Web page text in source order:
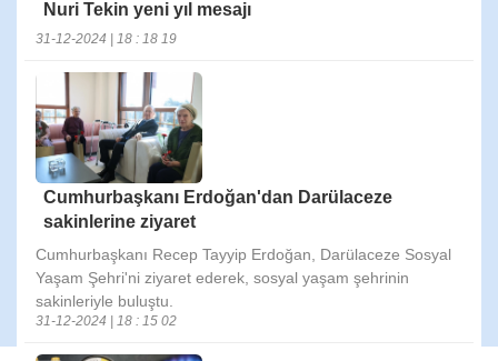
Nuri Tekin yeni yıl mesajı
31-12-2024 | 18 : 18 19
Cumhurbaşkanı Erdoğan'dan Darülaceze
sakinlerine ziyaret
Cumhurbaşkanı Recep Tayyip Erdoğan, Darülaceze Sosyal
Yaşam Şehri'ni ziyaret ederek, sosyal yaşam şehrinin
sakinleriyle buluştu.
31-12-2024 | 18 : 15 02